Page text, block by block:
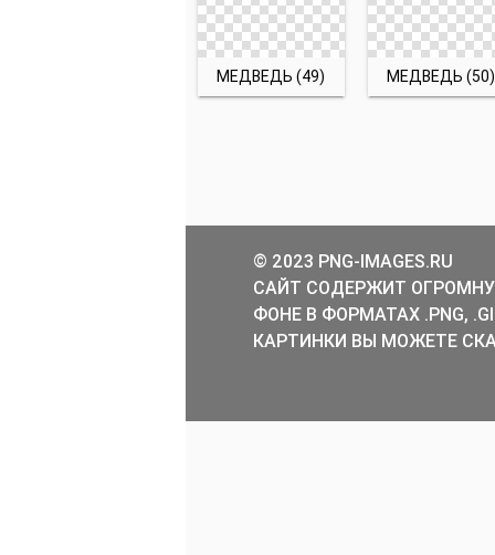
МЕДВЕДЬ (49) МЕДВЕДЬ (50)
© 2023 PNG-IMAGES.RU
САЙТ СОДЕРЖИТ
ФОНЕ В ФОРМАТАХ .PNG,
КАРТИНКИ ВЫ МОЖЕТЕ